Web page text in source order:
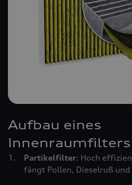
Aufbau eines
Innenraumfilters
Partikelfilter: Hoch
fängt Pollen, Dieselruß und